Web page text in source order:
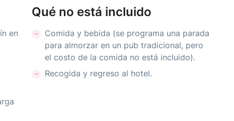
en
Qué no está incluido
Comida y bebida (se programa una parada
para almorzar en un pub tradicional, pero
el costo de la comida no está incluido).
Recogida y regreso al hotel.